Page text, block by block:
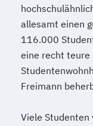
allesamt einen
116.000
eine recht teure
Freimann
Viele Studenten